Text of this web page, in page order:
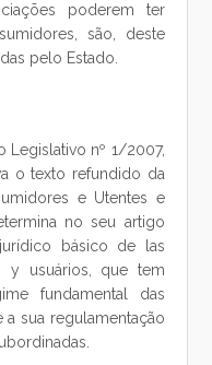
poderem ter
são, deste
pelo Estado.
Legislativo nº 1/2007,
o texto refundido da
e Utentes e
no seu artigo
básico de las
y usuários, que tem
fundamental das
sua regulamentação